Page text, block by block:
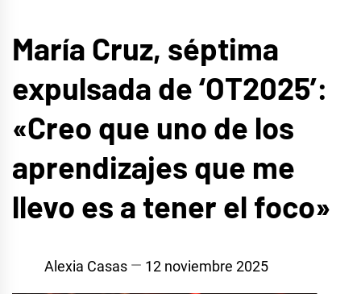
SERIES
Y TV
ENTREVISTAS
MÚSICA
María Cruz, séptima
expulsada de ‘OT2025’:
«Creo que uno de los
aprendizajes que me
llevo es a tener el foco»
Alexia Casas 12 noviembre 2025